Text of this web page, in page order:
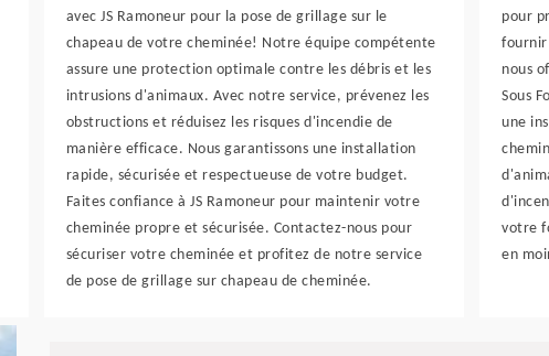
avec JS Ramoneur pour la pose de grillage sur le
chapeau de votre cheminée! Notre équipe compétente
assure une protection optimale contre les débris et les
intrusions d'animaux. Avec notre service, prévenez les
obstructions et réduisez les risques d'incendie de
manière efficace. Nous garantissons une installation
rapide, sécurisée et respectueuse de votre budget.
Faites confiance à JS Ramoneur pour maintenir votre
cheminée propre et sécurisée. Contactez-nous pour
sécuriser votre cheminée et profitez de notre service
de pose de grillage sur chapeau de cheminée.
pour
fournir
nous
Sous
une
votre
en